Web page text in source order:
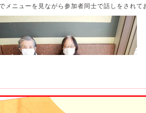
メニューを見ながら参加者同士で話しをされて